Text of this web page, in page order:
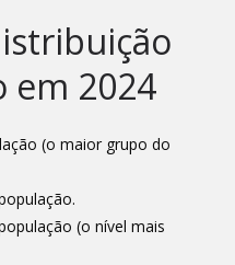
em 2024
(o maior grupo do
(o nível mais